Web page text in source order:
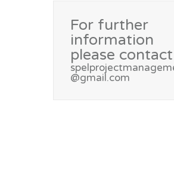
For further
information
please contact
@gmail.com